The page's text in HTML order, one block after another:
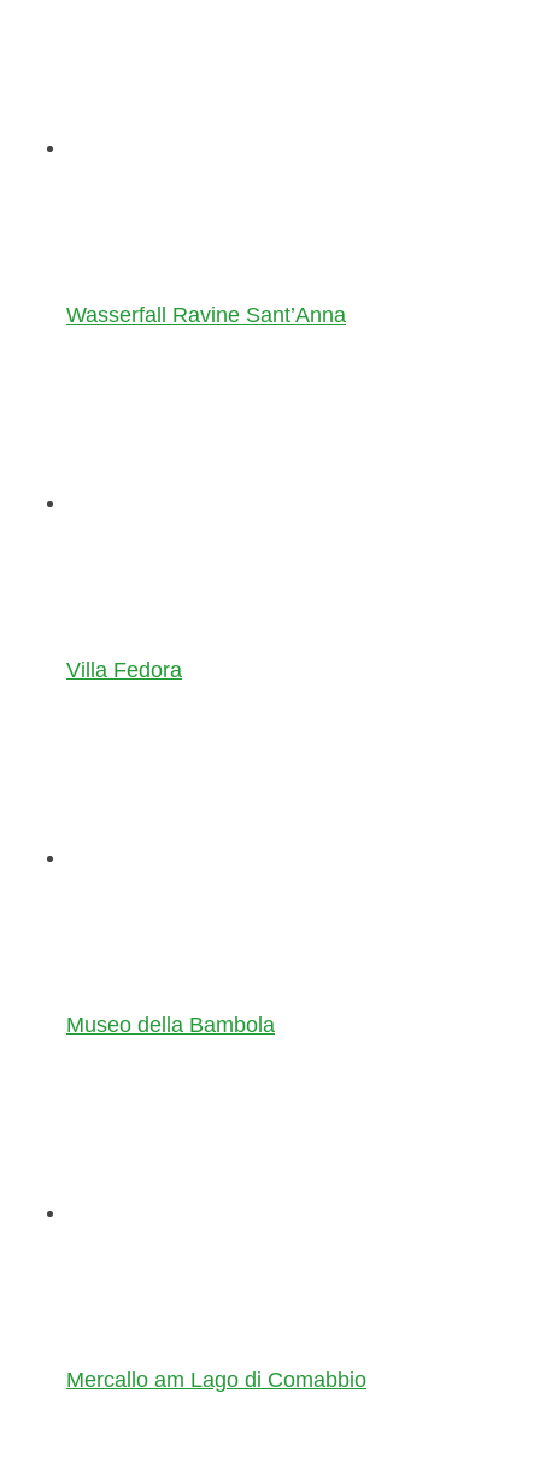
Wasserfall Ravine Sant’Anna
Villa Fedora
Museo della Bambola
Mercallo am Lago di Comabbio